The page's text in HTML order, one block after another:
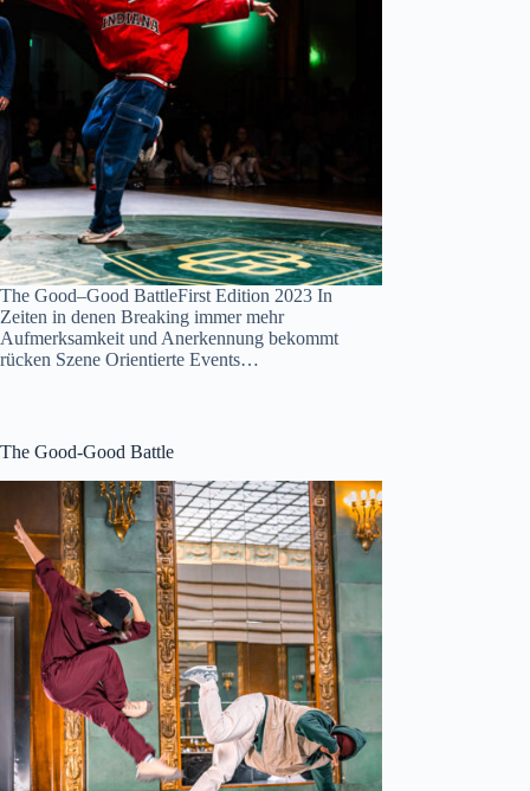
The Good–Good BattleFirst Edition 2023 In
Zeiten in denen Breaking immer mehr
Aufmerksamkeit und Anerkennung bekommt
rücken Szene Orientierte Events…
The Good-Good Battle